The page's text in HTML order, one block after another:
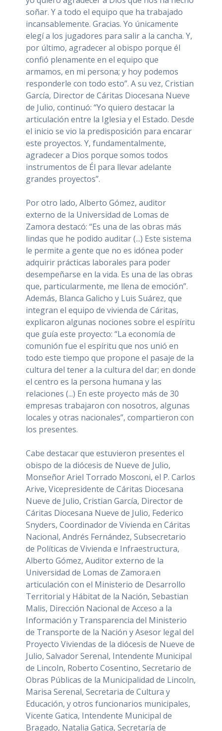
soñar. Y a todo el equipo que ha trabajado
incansablemente. Gracias. Yo únicamente
elegí a los jugadores para salir a la cancha. Y,
por último, agradecer al obispo porque él
confió plenamente en el equipo que
armamos, en mi persona; y hoy podemos
responderle con todo esto”. A su vez, Cristian
García, Director de Cáritas Diocesana Nueve
de Julio, continuó: “Yo quiero destacar la
articulación entre la Iglesia y el Estado. Desde
el inicio se vio la predisposición para encarar
este proyectos. Y, fundamentalmente,
agradecer a Dios porque somos todos
instrumentos de Él para llevar adelante
grandes proyectos”.
Por otro lado, Alberto Gómez, auditor
externo de la Universidad de Lomas de
Zamora destacó: “Es una de las obras más
lindas que he podido auditar (...) Este sistema
le permite a gente que no es idónea poder
adquirir prácticas laborales para poder
desempeñarse en la vida. Es una de las obras
que, particularmente, me llena de emoción”.
Además, Blanca Galicho y Luis Suárez, que
integran el equipo de vivienda de Cáritas,
explicaron algunas nociones sobre el espíritu
que guía este proyecto: “La economía de
comunión fue el espíritu que nos unió en
todo este tiempo que propone el pasaje de la
cultura del tener a la cultura del dar; en donde
el centro es la persona humana y las
relaciones (...) En este proyecto más de 30
empresas trabajaron con nosotros, algunas
locales y otras nacionales”, compartieron con
los presentes.
Cabe destacar que estuvieron presentes el
obispo de la diócesis de Nueve de Julio,
Monseñor Ariel Torrado Mosconi, el P. Carlos
Arive, Vicepresidente de Cáritas Diocesana
Nueve de Julio, Cristian García, Director de
Cáritas Diocesana Nueve de Julio, Federico
Snyders, Coordinador de Vivienda en Cáritas
Nacional, Andrés Fernández, Subsecretario
de Políticas de Vivienda e Infraestructura,
Alberto Gómez, Auditor externo de la
Universidad de Lomas de Zamora.en
articulación con el Ministerio de Desarrollo
Territorial y Hábitat de la Nación, Sebastian
Malis, Dirección Nacional de Acceso a la
Información y Transparencia del Ministerio
de Transporte de la Nación y Asesor legal del
Proyecto Viviendas de la diócesis de Nueve de
Julio, Salvador Serenal, Intendente Municipal
de Lincoln, Roberto Cosentino, Secretario de
Obras Públicas de la Municipalidad de Lincoln,
Marisa Serenal, Secretaria de Cultura y
Educación, y otros funcionarios municipales,
Vicente Gatica, Intendente Municipal de
Bragado, Natalia Gatica, Secretaría de